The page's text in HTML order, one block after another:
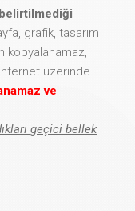
grafik, tasarım
kopyalanamaz,
internet üzerinde
ve
geçici bellek